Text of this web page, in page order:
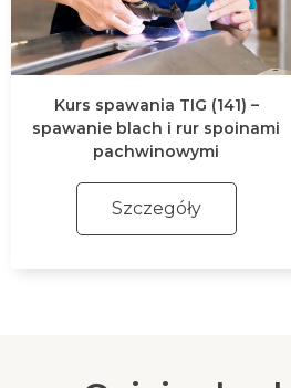
Kurs spawania TIG (141) –
spawanie blach i rur spoinami
pachwinowymi
Szczegóły